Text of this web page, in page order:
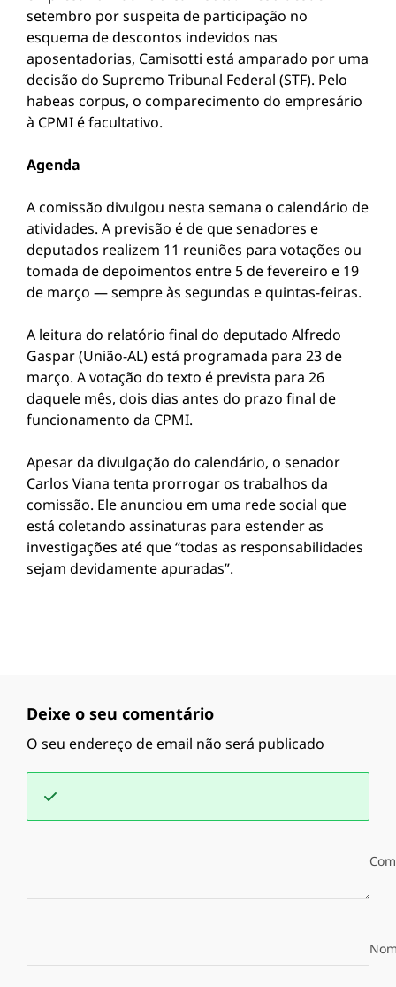
setembro por suspeita de participação no
esquema de descontos indevidos nas
aposentadorias, Camisotti está amparado por uma
decisão do Supremo Tribunal Federal (STF). Pelo
habeas corpus, o comparecimento do empresário
à CPMI é facultativo.
Agenda
A comissão divulgou nesta semana o calendário de
atividades. A previsão é de que senadores e
deputados realizem 11 reuniões para votações ou
tomada de depoimentos entre 5 de fevereiro e 19
de março — sempre às segundas e quintas-feiras.
A leitura do relatório final do deputado Alfredo
Gaspar (União-AL) está programada para 23 de
março. A votação do texto é prevista para 26
daquele mês, dois dias antes do prazo final de
funcionamento da CPMI.
Apesar da divulgação do calendário, o senador
Carlos Viana tenta prorrogar os trabalhos da
comissão. Ele anunciou em uma rede social que
está coletando assinaturas para estender as
investigações até que “todas as responsabilidades
sejam devidamente apuradas”.
Deixe o seu comentário
O seu endereço de email não será publicado